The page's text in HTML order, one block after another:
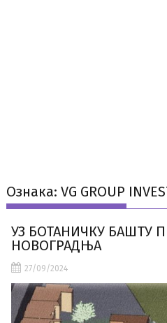
Ознака:VG GROUP
УЗ БОТАНИЧКУ БАШТУ
НОВОГРАДЊА
27/09/2024